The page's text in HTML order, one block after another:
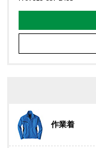
作業着